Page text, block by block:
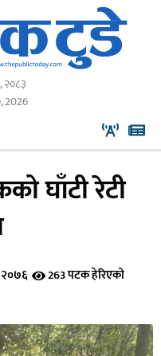
2026
घाँटी रेटी
263 पटक हेरिएको